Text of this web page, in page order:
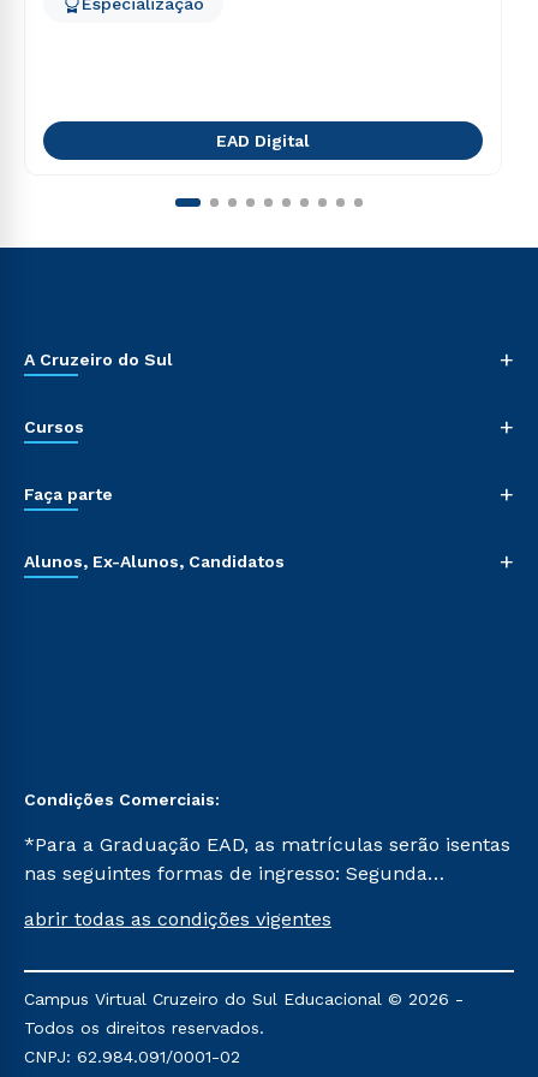
EAD Digital
A Cruzeiro do Sul +
Cursos +
Faça parte +
Alunos, Ex-Alunos, Candidatos +
Condições Comerciais:
*Para a Graduação EAD, as matrículas serão isentas
nas seguintes formas de ingresso: Segunda
Já para as demais, a taxa de matrícula será de R$
mencionadas são referentes aos cursos: Ensino
Religioso, Geografia para a Docência e Metodologia
do Ensino de História: Questões Atuais.
abrir todas as condições vigentes
Campus Virtual Cruzeiro do Sul Educacional © 2026 -
Todos os direitos reservados.
CNPJ: 62.984.091/0001-02